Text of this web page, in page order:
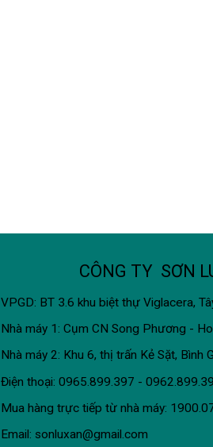
CÔNG TY SƠN
VPGD: BT 3.6 khu biệt thự Viglacera,
Nhà máy 1: Cụm CN Song Phương -
Nhà máy 2: Khu 6, thị trấn Kẻ Sặt, Bình
Điện thoại: 0965.899.397 -
Mua hàng trực tiếp từ nhà máy:
Email: sonluxan@gmail.com